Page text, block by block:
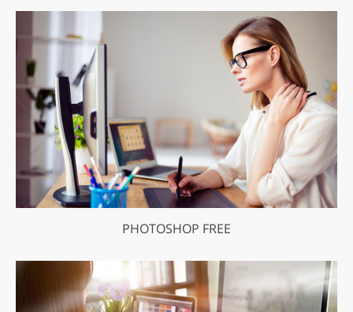
PHOTOSHOP FREE